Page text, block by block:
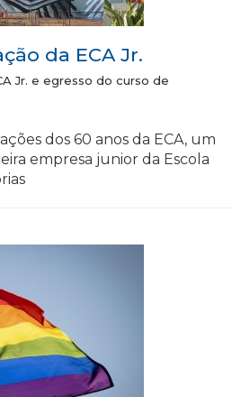
da ECA Jr.
Jr. e egresso do curso de
dos 60 anos da ECA, um
empresa junior da Escola